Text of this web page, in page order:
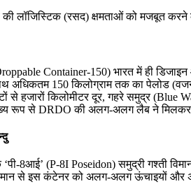
19-21 जुलाई 2026
16-18 जुलाई 2026
की लॉजिस्टिक (रसद) क्षमताओं को मजबूत करने
Container-150) भारत में ही
अधिकतम 150 किलोग्राम तक का पेलोड
से हजारों किलोमीटर दूर, गहरे समुद्र (Blue
रूप से DRDO की अलग-अलग लैब ने मिलकर
‘पी-8आई’ (P-8I Poseidon) समुद्री गश्ती
से इस कंटेनर को अलग-अलग ऊंचाइयों और